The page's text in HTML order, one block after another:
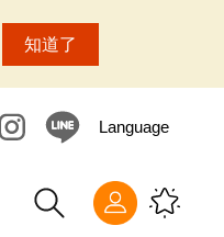
知道了
Language